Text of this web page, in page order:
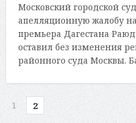
Московский городской
апелляционную жалобу
премьера Дагестана
оставил без изменения
районного суда Москвы.
1 2